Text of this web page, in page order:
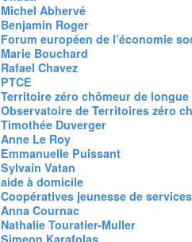
Michel Abhervé
Benjamin Roger
Forum européen de l’économie
Marie Bouchard
Rafael Chavez
PTCE
Territoire zéro chômeur de longue
Observatoire de Territoires zéro
Timothée Duverger
Anne Le Roy
Emmanuelle Puissant
Sylvain Vatan
aide à domicile
Coopératives jeunesse de
Anna Cournac
Nathalie Touratier-Muller
Simeon Karafolas